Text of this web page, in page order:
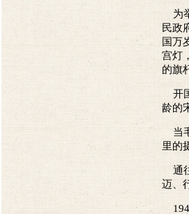
为
民政
国万
宫灯
的旗
开
龄的
当
里的
通
迈、